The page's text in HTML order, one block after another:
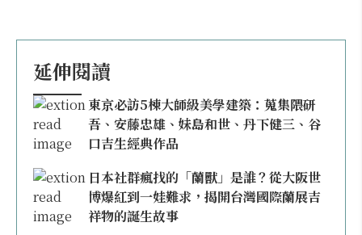
延伸閱讀
東京必訪5棟大師級美學建築：蒐集隈研
吾、安藤忠雄、妹島和世、丹下健三、谷
口吉生經典作品
日本社群瘋找的「蘭獸」是誰？從大阪世
博爆紅到一娃難求，揭開台灣國際蘭展吉
祥物的誕生故事